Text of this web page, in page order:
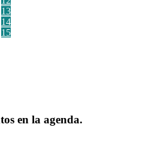
13
14
15
en la agenda.